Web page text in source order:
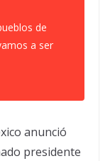
de
a ser
anunció
presidente